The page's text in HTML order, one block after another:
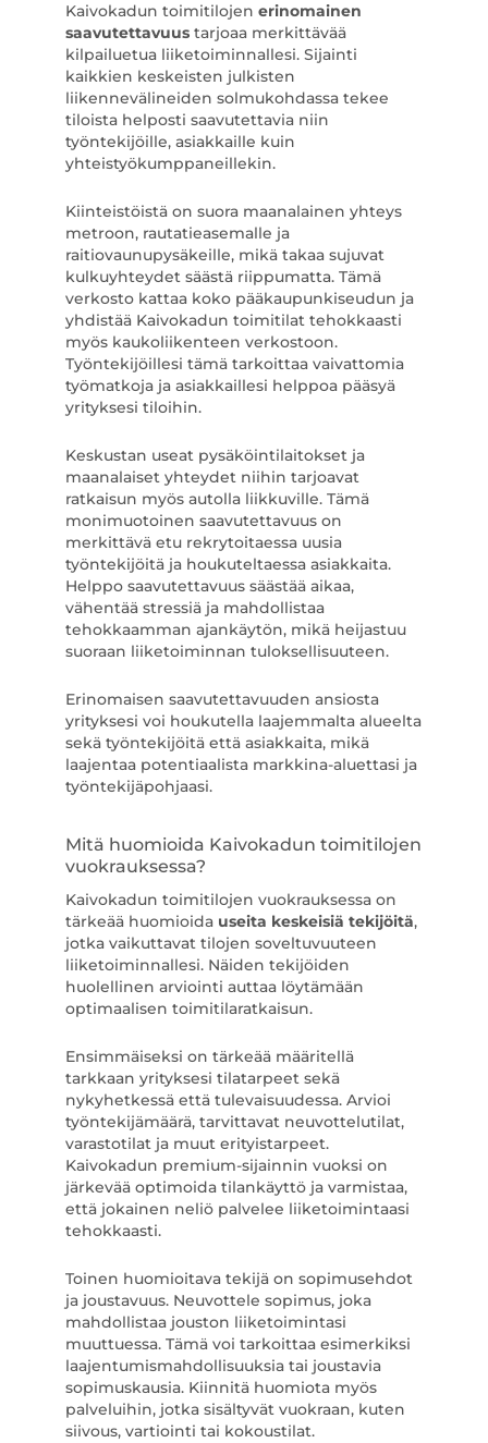
Kaivokadun toimitilojen erinomainen
saavutettavuustarjoaa merkittävää
kilpailuetua liiketoiminnallesi. Sijainti
kaikkien keskeisten julkisten
liikennevälineiden solmukohdassa tekee
tiloista helposti saavutettavia niin
työntekijöille, asiakkaille kuin
yhteistyökumppaneillekin.
Kiinteistöistä on suora maanalainen yhteys
metroon, rautatieasemalle ja
raitiovaunupysäkeille, mikä takaa sujuvat
kulkuyhteydet säästä riippumatta. Tämä
verkosto kattaa koko pääkaupunkiseudun ja
yhdistää Kaivokadun toimitilat tehokkaasti
myös kaukoliikenteen verkostoon.
Työntekijöillesi tämä tarkoittaa vaivattomia
työmatkoja ja asiakkaillesi helppoa pääsyä
yrityksesi tiloihin.
Keskustan useat pysäköintilaitokset ja
maanalaiset yhteydet niihin tarjoavat
ratkaisun myös autolla liikkuville. Tämä
monimuotoinen saavutettavuus on
merkittävä etu rekrytoitaessa uusia
työntekijöitä ja houkuteltaessa asiakkaita.
Helppo saavutettavuus säästää aikaa,
vähentää stressiä ja mahdollistaa
tehokkaamman ajankäytön, mikä heijastuu
suoraan liiketoiminnan tuloksellisuuteen.
Erinomaisen saavutettavuuden ansiosta
yrityksesi voi houkutella laajemmalta alueelta
sekä työntekijöitä että asiakkaita, mikä
laajentaa potentiaalista markkina-aluettasi ja
työntekijäpohjaasi.
Mitä huomioida Kaivokadun toimitilojen
vuokrauksessa?
Kaivokadun toimitilojen vuokrauksessa on
tärkeää huomioida useita keskeisiä tekijöitä,
jotka vaikuttavat tilojen soveltuvuuteen
liiketoiminnallesi. Näiden tekijöiden
huolellinen arviointi auttaa löytämään
optimaalisen toimitilaratkaisun.
Ensimmäiseksi on tärkeää määritellä
tarkkaan yrityksesi tilatarpeet sekä
nykyhetkessä että tulevaisuudessa. Arvioi
työntekijämäärä, tarvittavat neuvottelutilat,
varastotilat ja muut erityistarpeet.
Kaivokadun premium-sijainnin vuoksi on
järkevää optimoida tilankäyttö ja varmistaa,
että jokainen neliö palvelee liiketoimintaasi
tehokkaasti.
Toinen huomioitava tekijä on sopimusehdot
ja joustavuus. Neuvottele sopimus, joka
mahdollistaa jouston liiketoimintasi
muuttuessa. Tämä voi tarkoittaa esimerkiksi
laajentumismahdollisuuksia tai joustavia
sopimuskausia. Kiinnitä huomiota myös
palveluihin, jotka sisältyvät vuokraan, kuten
siivous, vartiointi tai kokoustilat.